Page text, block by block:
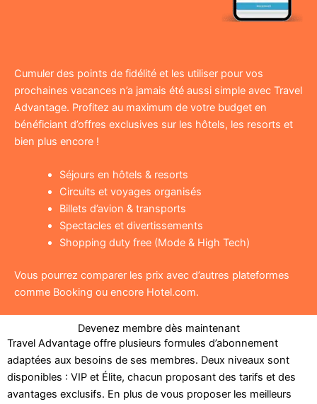
Cumuler des points de fidélité et les utiliser pour vos
prochaines vacances n’a jamais été aussi simple avec Travel
Advantage. Profitez au maximum de votre budget en
bénéficiant d’offres exclusives sur les hôtels, les resorts et
bien plus encore !
Séjours en hôtels & resorts
Circuits et voyages organisés
Billets d’avion & transports
Spectacles et divertissements
Shopping duty free (Mode & High Tech)
Vous pourrez comparer les prix avec d’autres plateformes
comme Booking ou encore Hotel.com.
Devenez membre dès maintenant
Travel Advantage offre plusieurs formules d’abonnement
adaptées aux besoins de ses membres. Deux niveaux sont
disponibles : VIP et Élite, chacun proposant des tarifs et des
avantages exclusifs. En plus de vous proposer les meilleurs